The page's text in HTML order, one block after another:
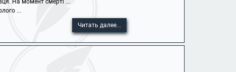
На момент смерті ...
...
Читать далее...